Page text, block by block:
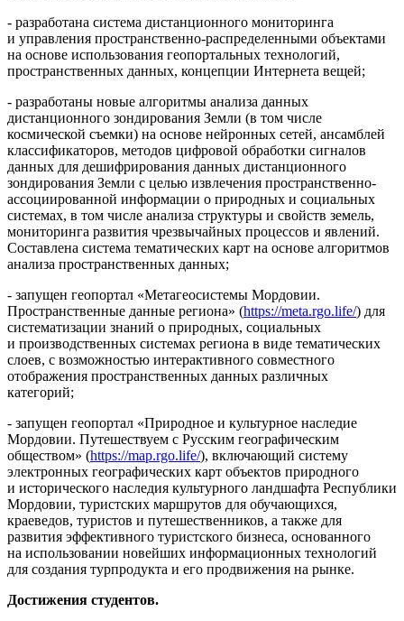
- разработана система дистанционного мониторинга
и управления пространственно-распределенными объектами
на основе использования геопортальных технологий,
пространственных данных, концепции Интернета вещей;
- разработаны новые алгоритмы анализа данных
дистанционного зондирования Земли (в том числе
космической съемки) на основе нейронных сетей, ансамблей
классификаторов, методов цифровой обработки сигналов
данных для дешифрирования данных дистанционного
зондирования Земли с целью извлечения пространственно-
ассоциированной информации о природных и социальных
системах, в том числе анализа структуры и свойств земель,
мониторинга развития чрезвычайных процессов и явлений.
Составлена система тематических карт на основе алгоритмов
анализа пространственных данных;
- запущен геопортал «Метагеосистемы Мордовии.
Пространственные данные региона» (https://meta.rgo.life/) для
систематизации знаний о природных, социальных
и производственных системах региона в виде тематических
слоев, с возможностью интерактивного совместного
отображения пространственных данных различных
категорий;
- запущен геопортал «Природное и культурное наследие
Мордовии. Путешествуем с Русским географическим
обществом» (https://map.rgo.life/), включающий систему
электронных географических карт объектов природного
и исторического наследия культурного ландшафта Республики
Мордовии, туристских маршрутов для обучающихся,
краеведов, туристов и путешественников, а также для
развития эффективного туристского бизнеса, основанного
на использовании новейших информационных технологий
для создания турпродукта и его продвижения на рынке.
Достижения студентов.